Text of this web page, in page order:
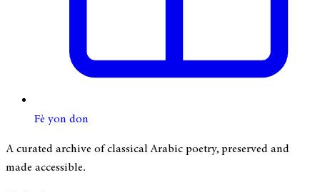
Fè yon don
A curated archive of classical Arabic poetry, preserved and
made accessible.